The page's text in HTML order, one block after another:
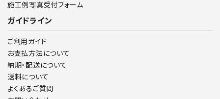
施工例写真受付フォーム
ガイドライン
ご利用ガイド
お支払方法について
納期・配送について
送料について
よくあるご質問